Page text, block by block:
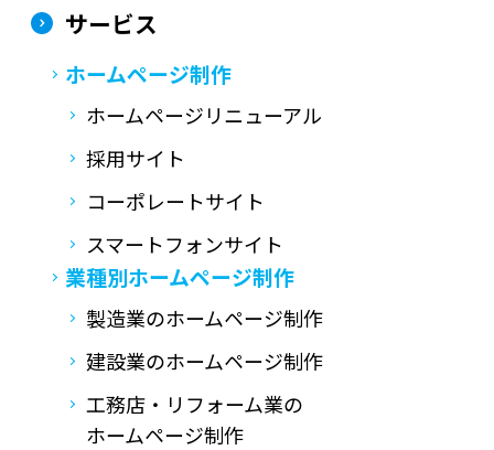
サービス
ホームページ制作
ホームページリニューアル
採用サイト
コーポレートサイト
スマートフォンサイト
業種別ホームページ制作
製造業のホームページ制作
建設業のホームページ制作
工務店・リフォーム業の
ホームページ制作